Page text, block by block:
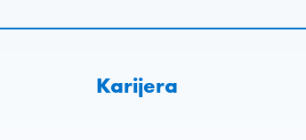
Karijera